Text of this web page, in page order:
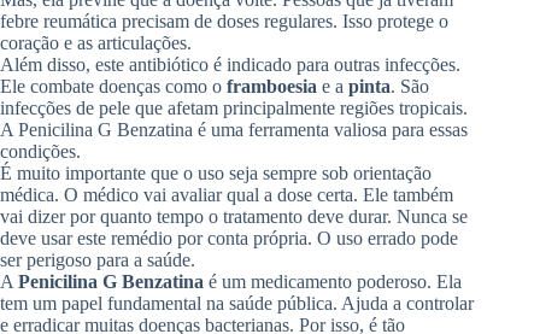
febre reumática precisam de doses regulares. Isso protege o
coração e as articulações.
Além disso, este antibiótico é indicado para outras infecções.
Ele combate doenças como o framboesia e a pinta. São
infecções de pele que afetam principalmente regiões tropicais.
A Penicilina G Benzatina é uma ferramenta valiosa para essas
condições.
É muito importante que o uso seja sempre sob orientação
médica. O médico vai avaliar qual a dose certa. Ele também
vai dizer por quanto tempo o tratamento deve durar. Nunca se
deve usar este remédio por conta própria. O uso errado pode
ser perigoso para a saúde.
A Penicilina G Benzatina é um medicamento poderoso. Ela
tem um papel fundamental na saúde pública. Ajuda a controlar
e erradicar muitas doenças bacterianas. Por isso, é tão